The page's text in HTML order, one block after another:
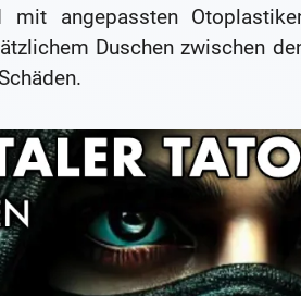
mit angepassten
Duschen zwischen